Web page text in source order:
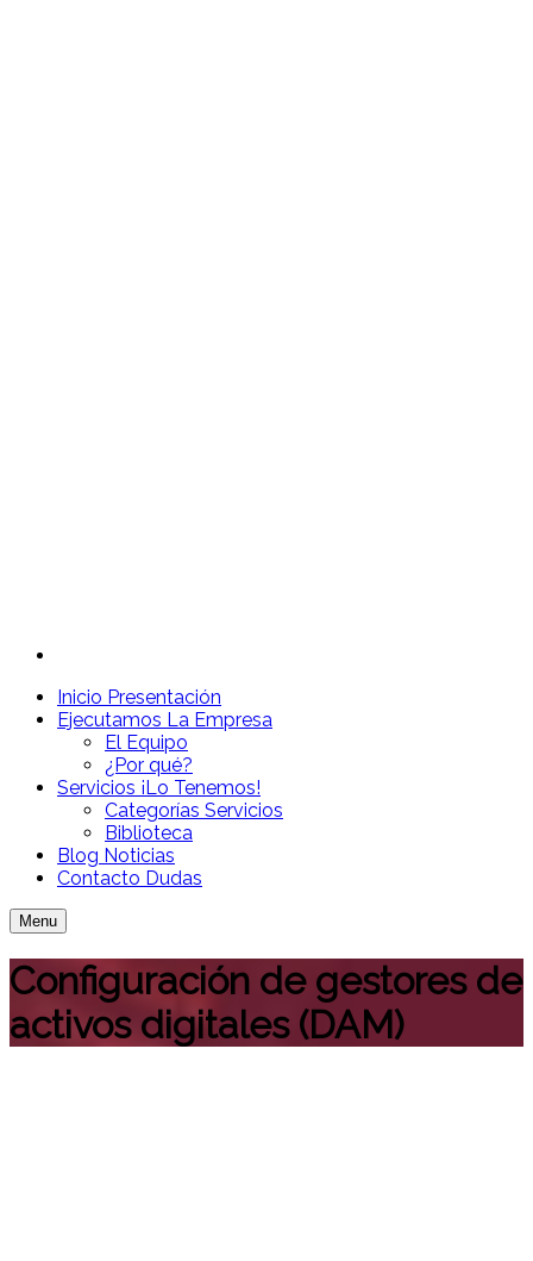
Inicio Presentación
Ejecutamos La Empresa
El Equipo
¿Por qué?
Servicios ¡Lo Tenemos!
Categorías Servicios
Biblioteca
Blog Noticias
Contacto Dudas
Menu
Configuración de gestores de
activos digitales (DAM)